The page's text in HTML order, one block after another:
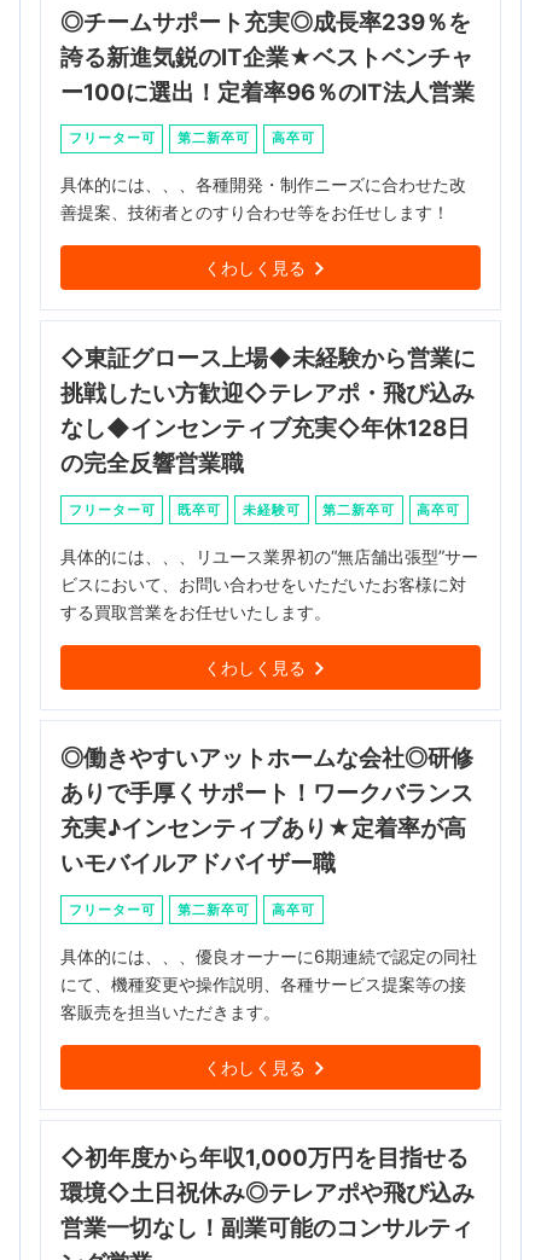
◎チームサポート充実◎成長率239％を
誇る新進気鋭のIT企業★ベストベンチャ
ー100に選出！定着率96％のIT法人営業
フリーター可 第二新卒可 高卒可
具体的には、、、各種開発・制作ニーズに合わせた改
善提案、技術者とのすり合わせ等をお任せします！
くわしく見る
◇東証グロース上場◆未経験から営業に
挑戦したい方歓迎◇テレアポ・飛び込み
なし◆インセンティブ充実◇年休128日
の完全反響営業職
フリーター可 既卒可 未経験可 第二新卒可 高卒可
具体的には、、、リユース業界初の“無店舗出張型”サー
ビスにおいて、お問い合わせをいただいたお客様に対
する買取営業をお任せいたします。
くわしく見る
◎働きやすいアットホームな会社◎研修
ありで手厚くサポート！ワークバランス
充実♪インセンティブあり★定着率が高
いモバイルアドバイザー職
フリーター可 第二新卒可 高卒可
具体的には、、、優良オーナーに6期連続で認定の同社
にて、機種変更や操作説明、各種サービス提案等の接
客販売を担当いただきます。
くわしく見る
◇初年度から年収1,000万円を目指せる
環境◇土日祝休み◎テレアポや飛び込み
営業一切なし！副業可能のコンサルティ